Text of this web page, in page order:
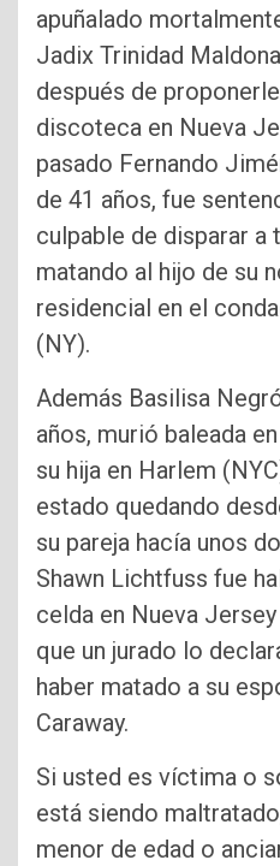
apuñalado
Jadix Trinidad
después de
discoteca en Nueva
pasado Fernando
de 41 años, fue
culpable de disparar a
matando al hijo de su
residencial en el
(NY).
Además Basilisa
años, murió baleada
su hija en Harlem
estado quedando
su pareja hacía unos
Shawn Lichtfuss fue
celda en Nueva
que un jurado lo
haber matado a su
Caraway.
Si usted es víctima o
está siendo
menor de edad o